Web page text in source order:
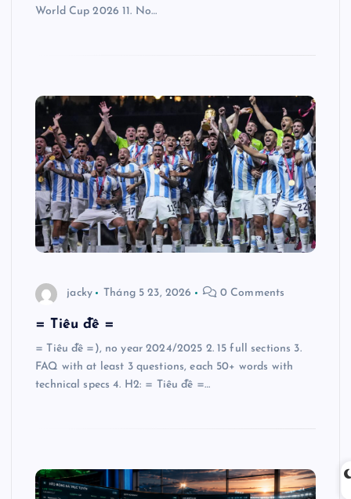
World Cup 2026 11. No…
jacky Tháng 5 23, 2026 0 Comments
= Tiêu đề =
= Tiêu đề =), no year 2024/2025 2. 15 full sections 3.
FAQ with at least 3 questions, each 50+ words with
technical specs 4. H2: = Tiêu đề =…